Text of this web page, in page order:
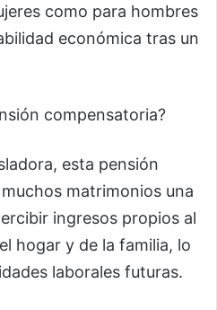
como para hombres
económica tras un
compensatoria?
esta pensión
matrimonios una
ingresos propios al
hogar y de la familia, lo
laborales futuras.